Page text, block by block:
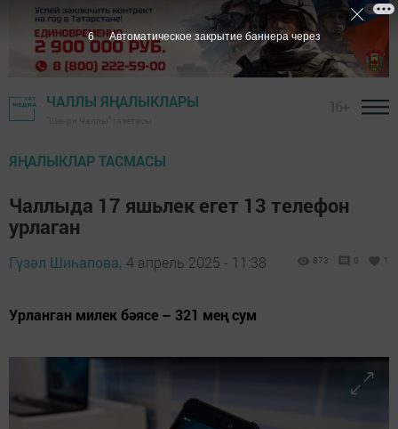
ЧАЛЛЫ ЯҢАЛЫКЛАРЫ
ЯҢАЛЫКЛАР ТАСМАСЫ
Чаллыда 17 яшьлек егет 13 телефон
урлаган
Гүзәл Шиһапова, 4 апрель 2025 - 11:38 873 0 1
Урланган милек бәясе – 321 мең сум
5 Автоматическое закрытие баннера через